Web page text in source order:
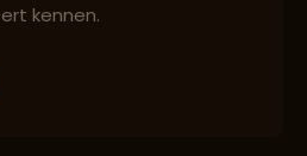
kennen.